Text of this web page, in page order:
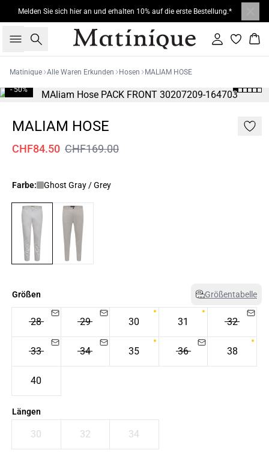
Melden Sie sich hier an und erhalten 10% auf die erste Bestellung.*
Suche Einloggen
Matinique Alle Waren Erkunden Hosen MALIAM HOSE
- 50%
MALIAM HOSE
CHF84.50 CHF169.00
Farbe: Ghost Gray / Grey
Größen Größentabelle
28 29 30 31 32
33 34 35 36 38
40
Längen
30 32 34